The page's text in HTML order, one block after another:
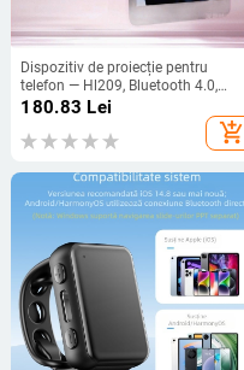
Dispozitiv de proiecție pentru
telefon — Hl209, Bluetooth 4.0,
240x320p, greutate 41 g,
Android/iOS/HarmonyOS
180.83 Lei
add_shopping_cart